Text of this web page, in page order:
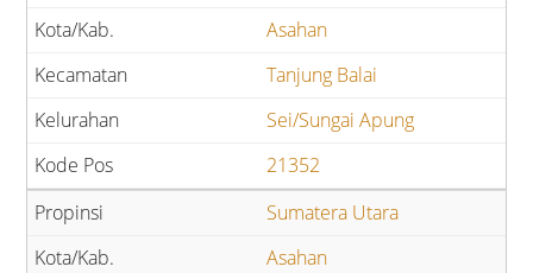
Asahan
Tanjung Balai
Sei/Sungai Apung
21352
Sumatera Utara
Asahan